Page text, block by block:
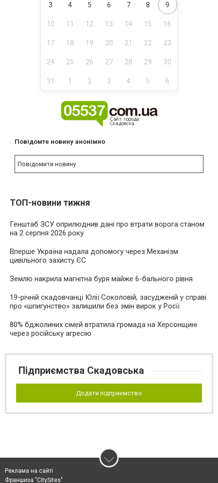
3 4 5 6 7 8 9
10 11 12 13 14 15 16
17 18 19 20 21 22 23
24 25 26 27 28 29 30
31 1 2 3 4 5 6
Повідомте новину анонімно
Повідомити новину
ТОП-новини тижня
Генштаб ЗСУ оприлюднив дані про втрати ворога станом
на 2 серпня 2026 року
Вперше Україна надала допомогу через Механізм
цивільного захисту ЄС
Землю накрила магнітна буря майже 6-бального рівня
19-річній скадовчанці Юлії Соколовій, засудженій у справі
про «шпигунство» залишили без змін вирок у Росії
80% бджолиних сімей втратила громада на Херсонщині
через російську агресію
Підприємства Скадовська
Додати підприємство
Реклама на сайті
Франшиза "CitySites"